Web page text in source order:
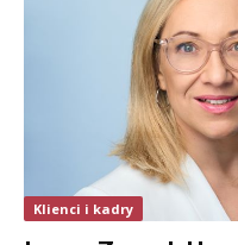
Klienci i kadry